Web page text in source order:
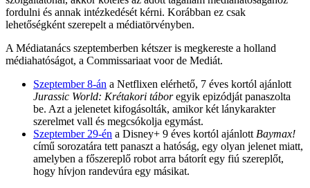
fordulni és annak intézkedését kérni. Korábban ez csak
lehetőségként szerepelt a médiatörvényben.
A Médiatanács szeptemberben kétszer is megkereste a holland
médiahatóságot, a Commissariaat voor de Mediát.
Szeptember 8-án a Netflixen elérhető, 7 éves kortól ajánlott
Jurassic World: Krétakori táboregyik epizódját panaszolta
be. Azt a jelenetet kifogásolták, amikor két lánykarakter
szerelmet vall és megcsókolja egymást.
Szeptember 29-én a Disney+ 9 éves kortól ajánlott Baymax!
című sorozatára tett panaszt a hatóság, egy olyan jelenet miatt,
amelyben a főszereplő robot arra bátorít egy fiú szereplőt,
hogy hívjon randevúra egy másikat.